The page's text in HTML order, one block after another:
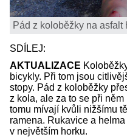
Pád z koloběžky na asfalt
SDÍLEJ:
AKTUALIZACE
bicykly. Při tom jsou
stopy. Pád z koloběžky
z kola, ale za to se při
tomu mívají kvůli nižšímu
ramena. Rukavice a
v největším horku.